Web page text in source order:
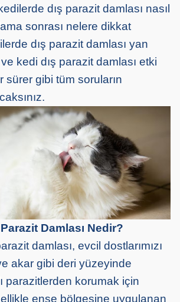
dış parazit damlası nasıl
sonrası nelere dikkat
dış parazit damlası yan
kedi dış parazit damlası etki
sürer gibi tüm soruların
Damlası Nedir?
damlası, evcil dostlarımızı
akar gibi deri yüzeyinde
parazitlerden korumak için
ense bölgesine uygulanan